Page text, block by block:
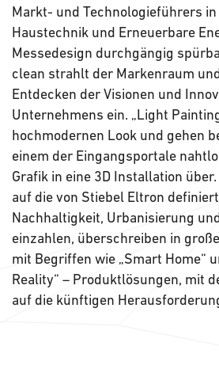
Markt- und Technologieführers
Haustechnik und Erneuerbare
Messedesign durchgängig
clean strahlt der Markenraum
Entdecken der Visionen und
Unternehmens ein. „Light
hochmodernen Look und gehen
einem der Eingangsportale
Grafik in eine 3D Installation
auf die von Stiebel Eltron
Nachhaltigkeit, Urbanisierung
einzahlen, überschreiben in
mit Begriffen wie „Smart Home“
Reality“ – Produktlösungen, mit
auf die künftigen